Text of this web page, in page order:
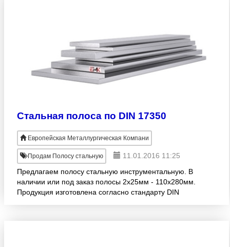
Стальная полоса по DIN 17350
Европейская Металлургическая Компани
Продам Полосу стальную
11.01.2016 11:25
Предлагаем полосу стальную инструментальную. В
наличии или под заказ полосы 2х25мм - 110х280мм.
Продукция изготовлена согласно стандарту DIN